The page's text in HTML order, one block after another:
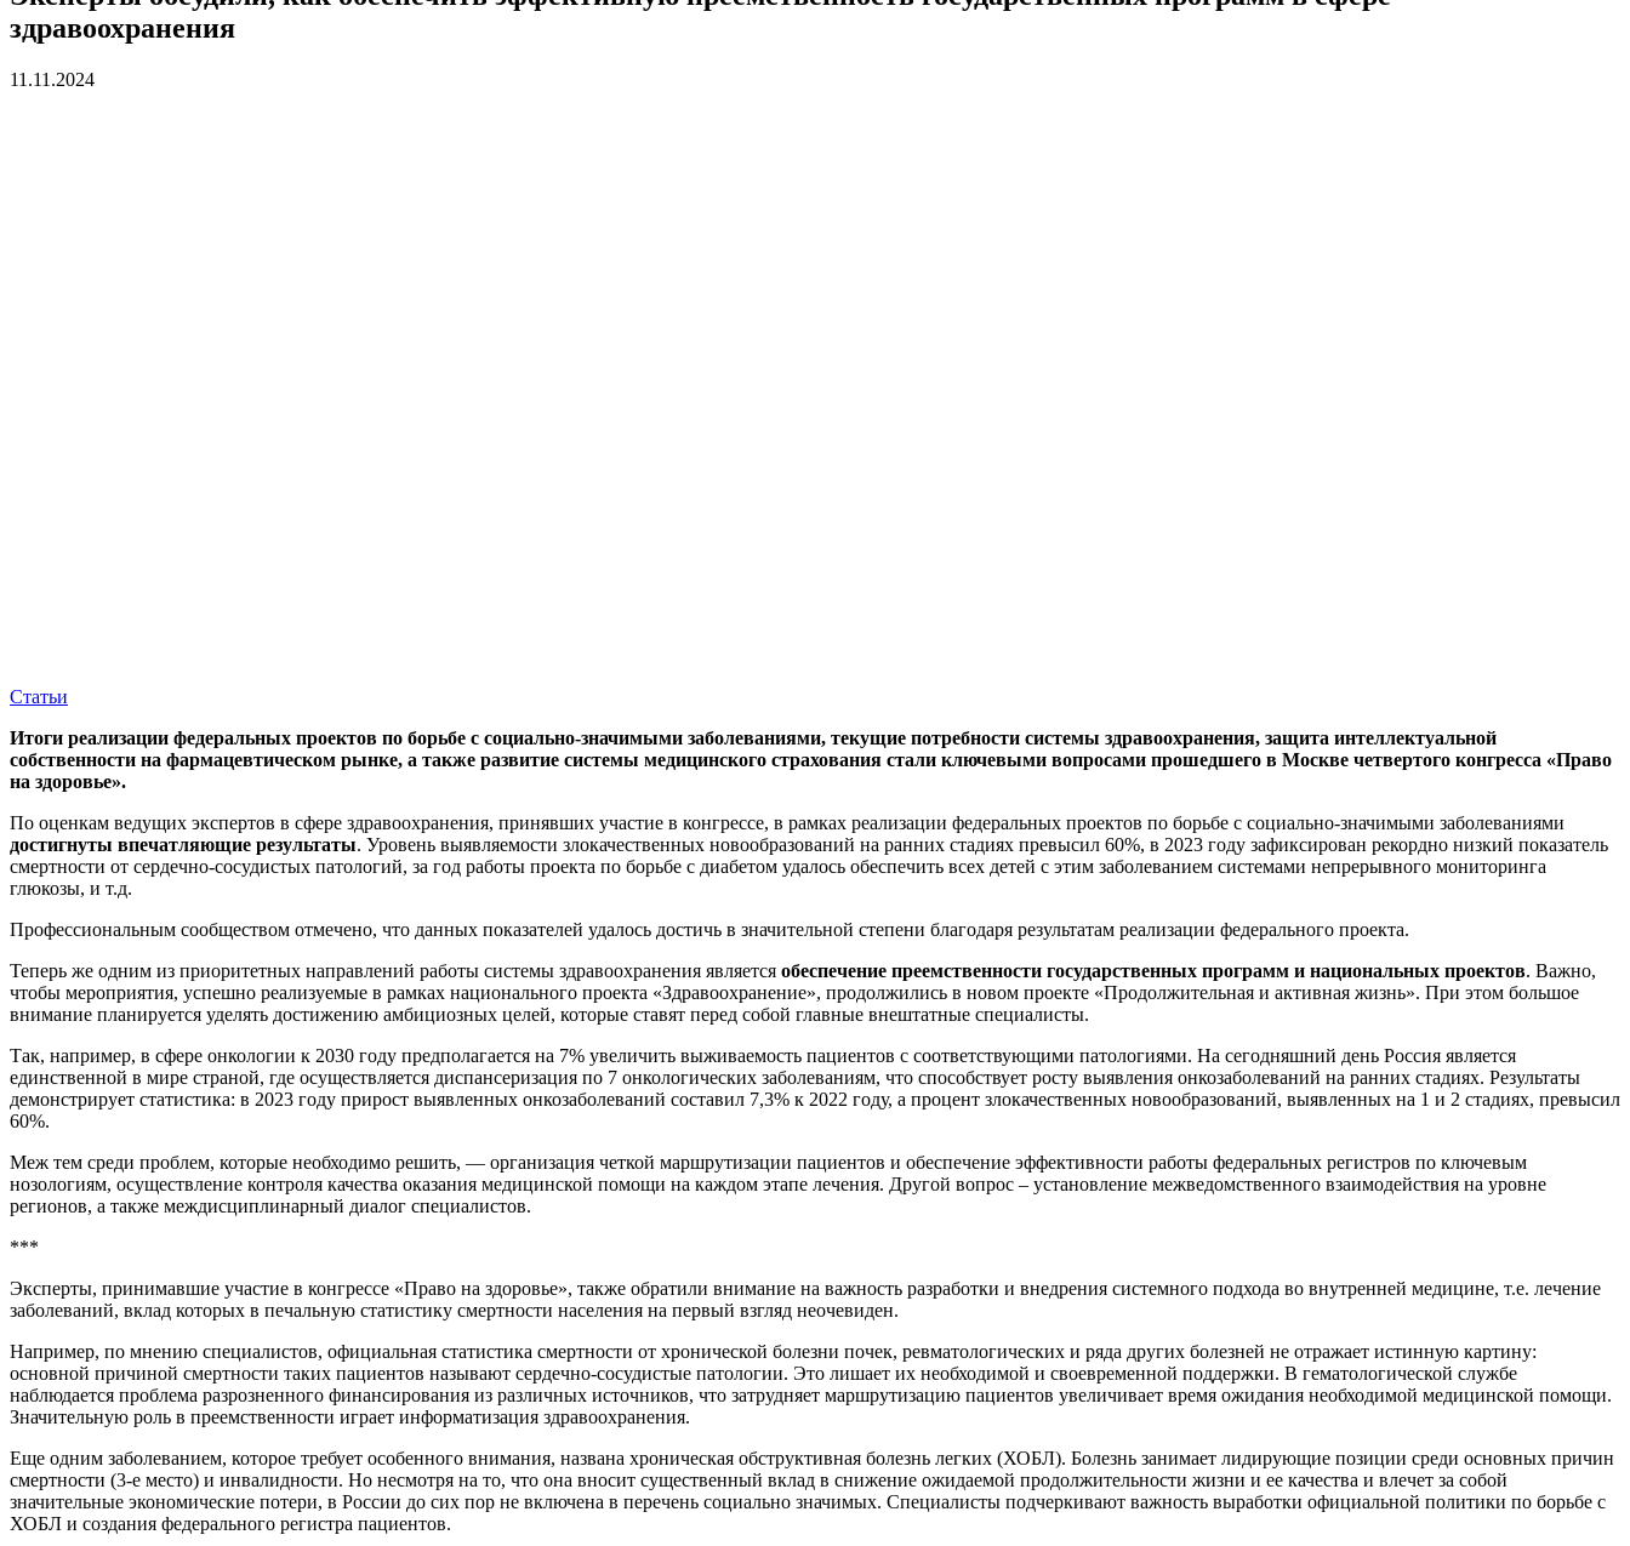
здравоохранения
11.11.2024
Статьи
Итоги реализации федеральных проектов по борьбе с социально-значимыми заболеваниями, текущие потребности системы здравоохранения, защита интеллектуальной
собственности на фармацевтическом рынке, а также развитие системы медицинского страхования стали ключевыми вопросами прошедшего в Москве четвертого конгресса «Право
на здоровье».
По оценкам ведущих экспертов в сфере здравоохранения, принявших участие в конгрессе, в рамках реализации федеральных проектов по борьбе с социально-значимыми заболеваниями
достигнуты впечатляющие результаты. Уровень выявляемости злокачественных новообразований на ранних стадиях превысил 60%, в 2023 году зафиксирован рекордно низкий показатель
смертности от сердечно-сосудистых патологий, за год работы проекта по борьбе с диабетом удалось обеспечить всех детей с этим заболеванием системами непрерывного мониторинга
глюкозы, и т.д.
Профессиональным сообществом отмечено, что данных показателей удалось достичь в значительной степени благодаря результатам реализации федерального проекта.
Теперь же одним из приоритетных направлений работы системы здравоохранения является обеспечение преемственности государственных программ и национальных проектов. Важно,
чтобы мероприятия, успешно реализуемые в рамках национального проекта «Здравоохранение», продолжились в новом проекте «Продолжительная и активная жизнь». При этом большое
внимание планируется уделять достижению амбициозных целей, которые ставят перед собой главные внештатные специалисты.
Так, например, в сфере онкологии к 2030 году предполагается на 7% увеличить выживаемость пациентов с соответствующими патологиями. На сегодняшний день Россия является
единственной в мире страной, где осуществляется диспансеризация по 7 онкологических заболеваниям, что способствует росту выявления онкозаболеваний на ранних стадиях. Результаты
демонстрирует статистика: в 2023 году прирост выявленных онкозаболеваний составил 7,3% к 2022 году, а процент злокачественных новообразований, выявленных на 1 и 2 стадиях, превысил
60%.
Меж тем среди проблем, которые необходимо решить, — организация четкой маршрутизации пациентов и обеспечение эффективности работы федеральных регистров по ключевым
нозологиям, осуществление контроля качества оказания медицинской помощи на каждом этапе лечения. Другой вопрос – установление межведомственного взаимодействия на уровне
регионов, а также междисциплинарный диалог специалистов.
***
Эксперты, принимавшие участие в конгрессе «Право на здоровье», также обратили внимание на важность разработки и внедрения системного подхода во внутренней медицине, т.е. лечение
заболеваний, вклад которых в печальную статистику смертности населения на первый взгляд неочевиден.
Например, по мнению специалистов, официальная статистика смертности от хронической болезни почек, ревматологических и ряда других болезней не отражает истинную картину:
основной причиной смертности таких пациентов называют сердечно-сосудистые патологии. Это лишает их необходимой и своевременной поддержки. В гематологической службе
наблюдается проблема разрозненного финансирования из различных источников, что затрудняет маршрутизацию пациентов увеличивает время ожидания необходимой медицинской помощи.
Значительную роль в преемственности играет информатизация здравоохранения.
Еще одним заболеванием, которое требует особенного внимания, названа хроническая обструктивная болезнь легких (ХОБЛ). Болезнь занимает лидирующие позиции среди основных причин
смертности (3-е место) и инвалидности. Но несмотря на то, что она вносит существенный вклад в снижение ожидаемой продолжительности жизни и ее качества и влечет за собой
значительные экономические потери, в России до сих пор не включена в перечень социально значимых. Специалисты подчеркивают важность выработки официальной политики по борьбе с
ХОБЛ и создания федерального регистра пациентов.